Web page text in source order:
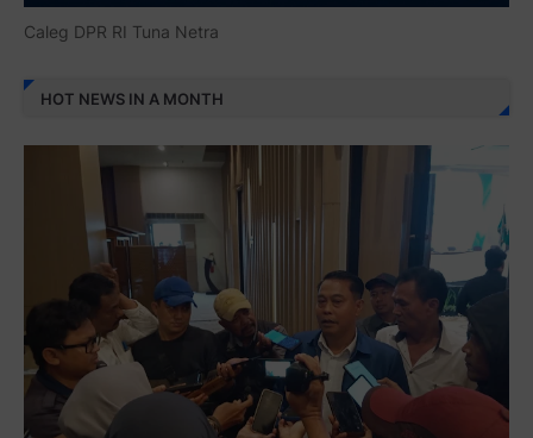
Caleg DPR RI Tuna Netra
HOT NEWS IN A MONTH